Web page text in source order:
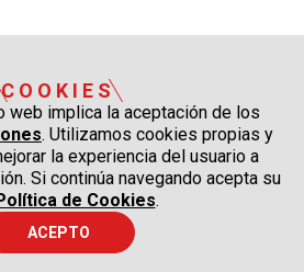
COOKIES
web implica la aceptación de los
. Utilizamos cookies propias y
la experiencia del usuario a
Si continúa navegando acepta su
de Cookies.
ACEPTO